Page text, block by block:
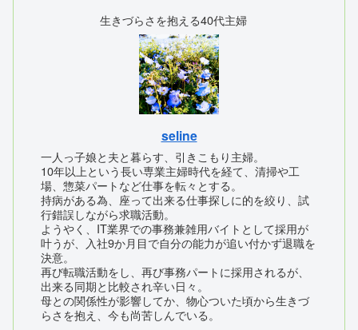
生きづらさを抱える40代主婦
seline
一人っ子娘と夫と暮らす、引きこもり主婦。
10年以上という長い専業主婦時代を経て、清掃や工
場、惣菜パートなど仕事を転々とする。
持病がある為、座って出来る仕事探しに的を絞り、試
行錯誤しながら求職活動。
ようやく、IT業界での事務兼雑用バイトとして採用が
叶うが、入社9か月目で自分の能力が追い付かず退職を
決意。
再び転職活動をし、再び事務パートに採用されるが、
出来る同期と比較され辛い日々。
母との関係性が影響してか、物心ついた頃から生きづ
らさを抱え、今も尚苦しんでいる。